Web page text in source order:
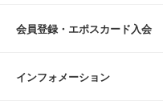
会員登録・エポスカード入会
インフォメーション